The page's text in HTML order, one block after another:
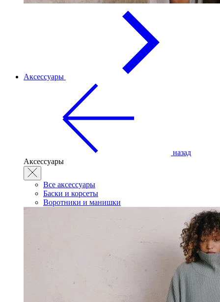
Аксессуары
назад
Аксессуары
Все аксессуары
Баски и корсеты
Воротники и манишки